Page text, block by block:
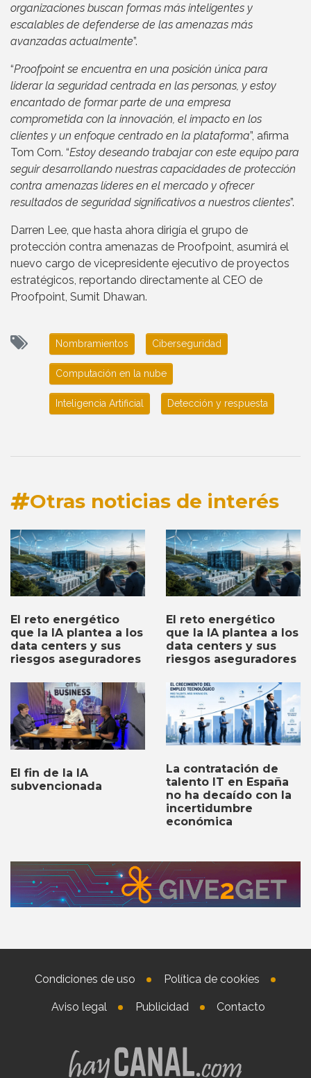
organizaciones buscan formas más inteligentes y
escalables de defenderse de las amenazas más
avanzadas actualmente”.
“Proofpoint se encuentra en una posición única para
liderar la seguridad centrada en las personas, y estoy
encantado de formar parte de una empresa
comprometida con la innovación, el impacto en los
clientes y un enfoque centrado en la plataforma”, afirma
Tom Corn. “Estoy deseando trabajar con este equipo para
seguir desarrollando nuestras capacidades de protección
contra amenazas líderes en el mercado y ofrecer
resultados de seguridad significativos a nuestros clientes”.
Darren Lee, que hasta ahora dirigía el grupo de
protección contra amenazas de Proofpoint, asumirá el
nuevo cargo de vicepresidente ejecutivo de proyectos
estratégicos, reportando directamente al CEO de
Proofpoint, Sumit Dhawan.
Nombramientos Ciberseguridad
Computación en la nube
Inteligencia Artificial Detección y respuesta
Otras noticias de interés
El reto energético
que la IA plantea a los
data centers y sus
riesgos aseguradores
El reto energético
que la IA plantea a los
data centers y sus
riesgos aseguradores
El fin de la IA
subvencionada
La contratación de
talento IT en España
no ha decaído con la
incertidumbre
económica
Condiciones de uso Política de cookies
Aviso legal Publicidad Contacto